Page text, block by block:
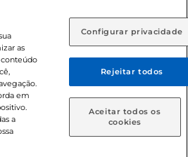
Goiás (GO)
Ou
informe como deseja receber
Retire em Loja
as compras on-line é de R$
Todos os direitos
Prezunic.
as
conteúdo
em
a
Configurar privacidade
Rejeitar todos
Aceitar todos os
cookies